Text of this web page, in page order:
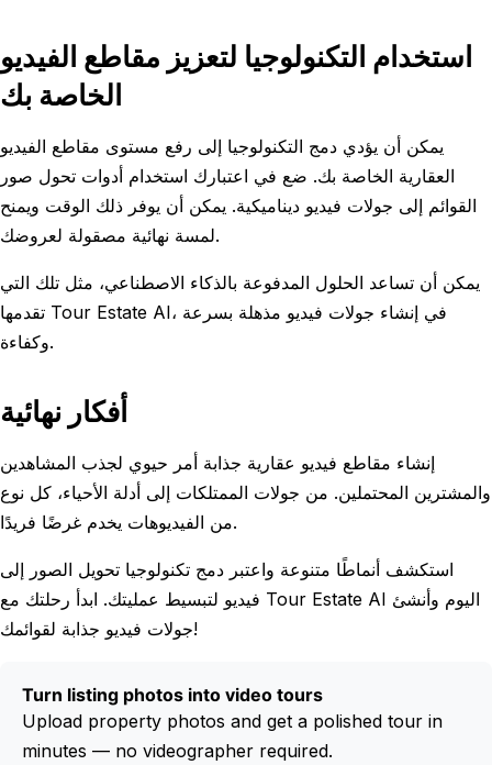
استخدام التكنولوجيا لتعزيز مقاطع الفيديو
الخاصة بك
يمكن أن يؤدي دمج التكنولوجيا إلى رفع مستوى مقاطع الفيديو
العقارية الخاصة بك. ضع في اعتبارك استخدام أدوات تحول صور
القوائم إلى جولات فيديو ديناميكية. يمكن أن يوفر ذلك الوقت ويمنح
لمسة نهائية مصقولة لعروضك.
يمكن أن تساعد الحلول المدفوعة بالذكاء الاصطناعي، مثل تلك التي
تقدمها Tour Estate AI، في إنشاء جولات فيديو مذهلة بسرعة
وكفاءة.
أفكار نهائية
إنشاء مقاطع فيديو عقارية جذابة أمر حيوي لجذب المشاهدين
والمشترين المحتملين. من جولات الممتلكات إلى أدلة الأحياء، كل نوع
من الفيديوهات يخدم غرضًا فريدًا.
استكشف أنماطًا متنوعة واعتبر دمج تكنولوجيا تحويل الصور إلى
فيديو لتبسيط عمليتك. ابدأ رحلتك مع Tour Estate AI اليوم وأنشئ
جولات فيديو جذابة لقوائمك!
Turn listing photos into video tours
Upload property photos and get a polished tour in
minutes — no videographer required.